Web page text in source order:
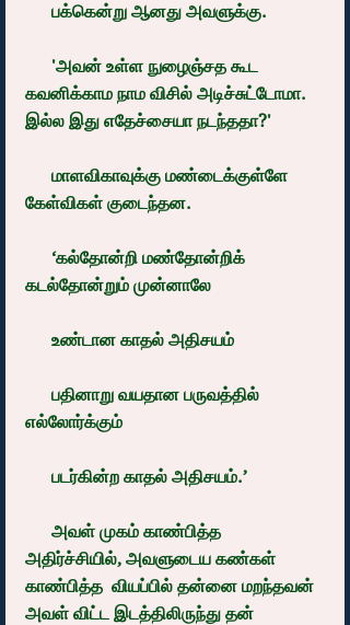
      பக்கென்று ஆனது அவளுக்கு.
கவனிக்காம நாம விசில் அடிச்சுட்டோமா.
இல்ல இது எதேச்சையா நடந்ததா?'
கேள்விகள் குடைந்தன.
கடல்தோன்றும் முன்னாலே
      உண்டான காதல் அதிசயம்
எல்லோர்க்கும்
      படர்கின்ற காதல் அதிசயம்.’
அதிர்ச்சியில், அவளுடைய கண்கள்
காண்பித்த  வியப்பில் தன்னை மறந்தவன்
அவள் விட்ட இடத்திலிருந்து தன்